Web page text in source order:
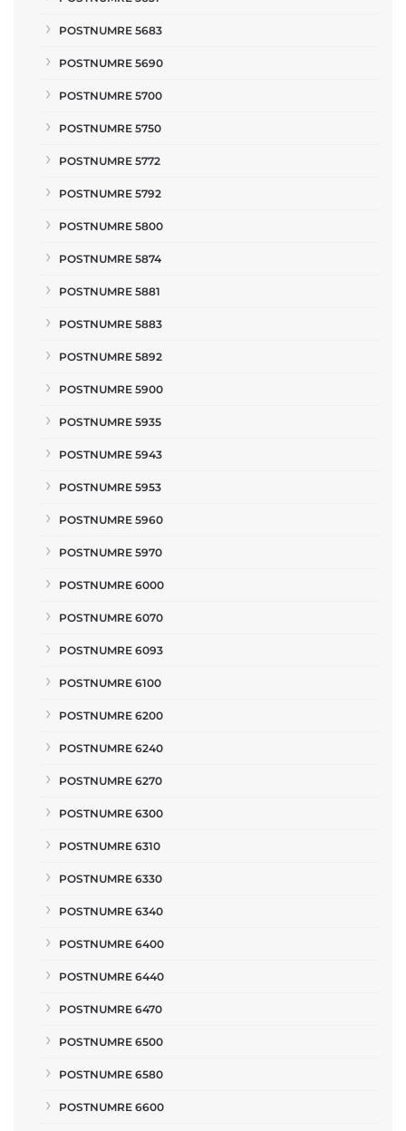
POSTNUMRE 5683
POSTNUMRE 5690
POSTNUMRE 5700
POSTNUMRE 5750
POSTNUMRE 5772
POSTNUMRE 5792
POSTNUMRE 5800
POSTNUMRE 5874
POSTNUMRE 5881
POSTNUMRE 5883
POSTNUMRE 5892
POSTNUMRE 5900
POSTNUMRE 5935
POSTNUMRE 5943
POSTNUMRE 5953
POSTNUMRE 5960
POSTNUMRE 5970
POSTNUMRE 6000
POSTNUMRE 6070
POSTNUMRE 6093
POSTNUMRE 6100
POSTNUMRE 6200
POSTNUMRE 6240
POSTNUMRE 6270
POSTNUMRE 6300
POSTNUMRE 6310
POSTNUMRE 6330
POSTNUMRE 6340
POSTNUMRE 6400
POSTNUMRE 6440
POSTNUMRE 6470
POSTNUMRE 6500
POSTNUMRE 6580
POSTNUMRE 6600